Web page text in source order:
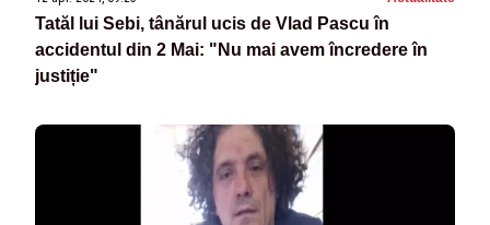
Tatăl lui Sebi, tânărul ucis de Vlad Pascu în
accidentul din 2 Mai: "Nu mai avem încredere în
justiție"